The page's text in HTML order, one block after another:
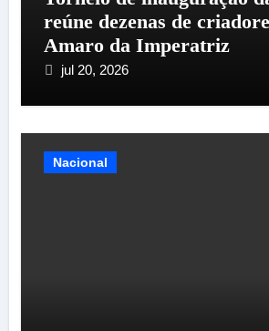
reúne dezenas de
Amaro da Imperatriz
jul 20, 2026
Nacional